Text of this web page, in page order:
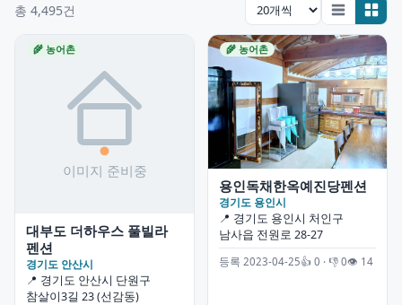
총 4,495건
🌾 농어촌
대부도 더하우스 풀빌라
펜션
경기도 안산시
📍 경기도 안산시 단원구
참살이3길 23 (선감동)
🌾 농어촌
용인독채한옥예진당펜션
경기도 용인시
📍 경기도 용인시 처인구
남사읍 전원로 28-27
등록 2023-04-25👍 0 · 👎 0👁 14